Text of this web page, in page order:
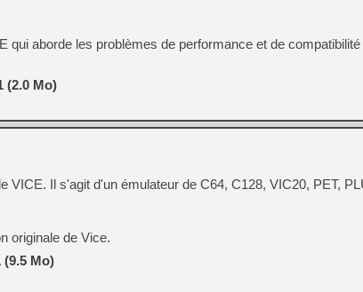
qui aborde les problèmes de performance et de
(2.0 Mo)
VICE. Il s'agit d'un émulateur de C64, C128, VIC20, PET,
originale de Vice.
(9.5 Mo)